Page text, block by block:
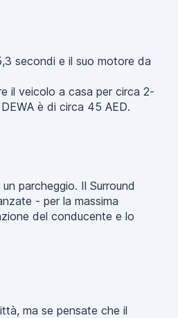
secondi e il suo motore da
il veicolo a casa per circa 2-
è di circa 45 AED.
parcheggio. Il Surround
- per la massima
del conducente e lo
ma se pensate che il